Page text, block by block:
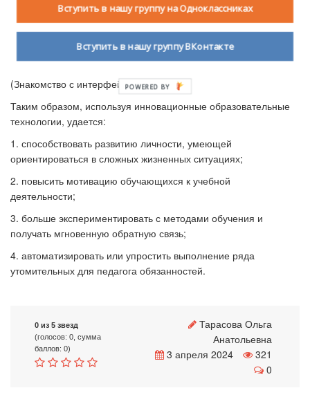
https://joyteka.com/ru/cabinet/create
Он позволят создать различные типы заданий,
способствующих лучшему усвоению учебного материала:
квест, интерактивное видео, тест, викторина, игра «Термины».
(Знакомство с интерфейсом сайта)
Таким образом, используя инновационные образовательные
технологии, удается:
1. способствовать развитию личности, умеющей
ориентироваться в сложных жизненных ситуациях;
2. повысить мотивацию обучающихся к учебной
деятельности;
3. больше экспериментировать с методами обучения и
получать мгновенную обратную связь;
4. автоматизировать или упростить выполнение ряда
утомительных для педагога обязанностей.
0 из 5 звезд
(голосов: 0, сумма
баллов: 0)
Тарасова Ольга
Анатольевна
3 апреля 2024
321
0
Вступить в нашу группу на Одноклассниках
Вступить в нашу группу ВКонтакте
POWERED BY